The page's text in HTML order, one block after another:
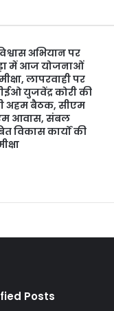
अभियान पर
में आज योजनाओं
लापरवाही पर
युजवेंद्र कोरी की
अहम बैठक, सीएम
आवास, संबल
विकास कार्यों की
Posts